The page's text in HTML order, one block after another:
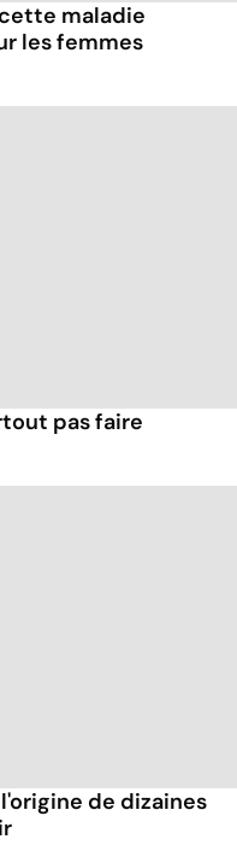
maladie
les femmes
pas faire
de dizaines